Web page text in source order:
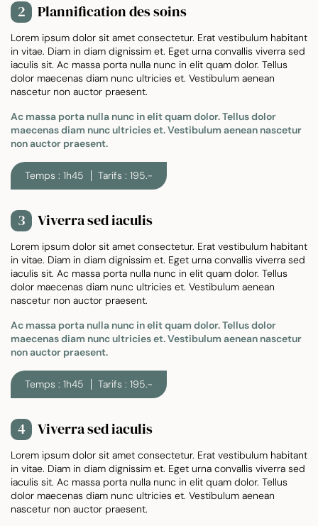
2 Plannification des soins
Lorem ipsum dolor sit amet consectetur. Erat vestibulum habitant
in vitae. Diam in diam dignissim et. Eget urna convallis viverra sed
iaculis sit. Ac massa porta nulla nunc in elit quam dolor. Tellus
dolor maecenas diam nunc ultricies et. Vestibulum aenean
nascetur non auctor praesent.
Ac massa porta nulla nunc in elit quam dolor. Tellus dolor
maecenas diam nunc ultricies et. Vestibulum aenean nascetur
non auctor praesent.
Temps : 1h45 Tarifs : 195.-
3 Viverra sed iaculis
Lorem ipsum dolor sit amet consectetur. Erat vestibulum habitant
in vitae. Diam in diam dignissim et. Eget urna convallis viverra sed
iaculis sit. Ac massa porta nulla nunc in elit quam dolor. Tellus
dolor maecenas diam nunc ultricies et. Vestibulum aenean
nascetur non auctor praesent.
Ac massa porta nulla nunc in elit quam dolor. Tellus dolor
maecenas diam nunc ultricies et. Vestibulum aenean nascetur
non auctor praesent.
Temps : 1h45 Tarifs : 195.-
4 Viverra sed iaculis
Lorem ipsum dolor sit amet consectetur. Erat vestibulum habitant
in vitae. Diam in diam dignissim et. Eget urna convallis viverra sed
iaculis sit. Ac massa porta nulla nunc in elit quam dolor. Tellus
dolor maecenas diam nunc ultricies et. Vestibulum aenean
nascetur non auctor praesent.